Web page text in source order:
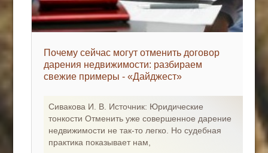
Почему сейчас могут отменить договор
дарения недвижимости: разбираем
свежие примеры - «Дайджест»
Сивакова И. В. Источник: Юридические
тонкости Отменить уже совершенное дарение
недвижимости не так-то легко. Но судебная
практика показывает нам,